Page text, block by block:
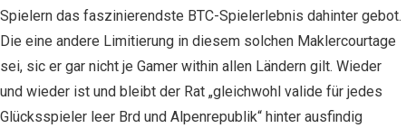
Spielern das faszinierendste BTC-Spielerlebnis dahinter gebot.
Die eine andere Limitierung in diesem solchen Maklercourtage
sei, sic er gar nicht je Gamer within allen Ländern gilt. Wieder
und wieder ist und bleibt der Rat „gleichwohl valide für jedes
Glücksspieler leer Brd und Alpenrepublik“ hinter ausfindig